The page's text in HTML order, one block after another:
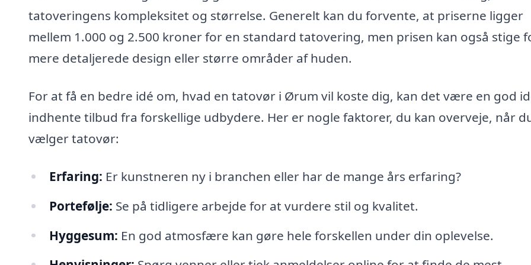
tatoveringens kompleksitet og størrelse. Generelt kan du forvente, at priserne ligger
mellem 1.000 og 2.500 kroner for en standard tatovering, men prisen kan også stige
mere detaljerede design eller større områder af huden.
For at få en bedre idé om, hvad en tatovør i Ørum vil koste dig, kan det være en god
indhente tilbud fra forskellige udbydere. Her er nogle faktorer, du kan overveje, når
vælger tatovør:
Erfaring: Er kunstneren ny i branchen eller har de mange års erfaring?
Portefølje: Se på tidligere arbejde for at vurdere stil og kvalitet.
Hyggesum: En god atmosfære kan gøre hele forskellen under din oplevelse.